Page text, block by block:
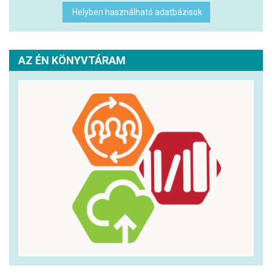
Helyben használható adatbázisok
AZ ÉN KÖNYVTÁRAM